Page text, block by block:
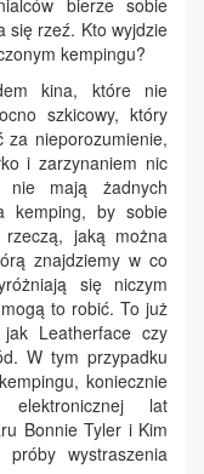
bierze sobie
się rzeź. Kto wyjdzie
kempingu?
kina, które nie
szkicowy, który
za nieporozumienie,
i zarzynaniem nic
mają żadnych
kemping, by sobie
rzeczą, jaką można
znajdziemy w co
się niczym
to robić. To już
Leatherface czy
W tym przypadku
koniecznie
lat
Bonnie Tyler i Kim
wystraszenia